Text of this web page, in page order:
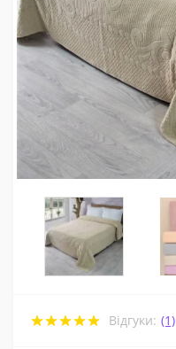
Відгуки: (1)